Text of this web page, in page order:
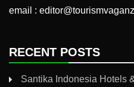
email :
RECENT POSTS
Santika Indonesia Hotels